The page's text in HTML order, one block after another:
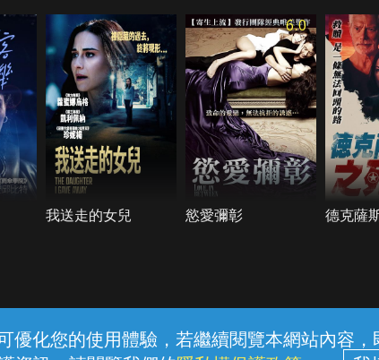
優化您的使用體驗，若繼續閱覽本網站內容
我送走的女兒
6.0
慾愛彌彰 德克薩
線上客服 服務條款 隱私權保護